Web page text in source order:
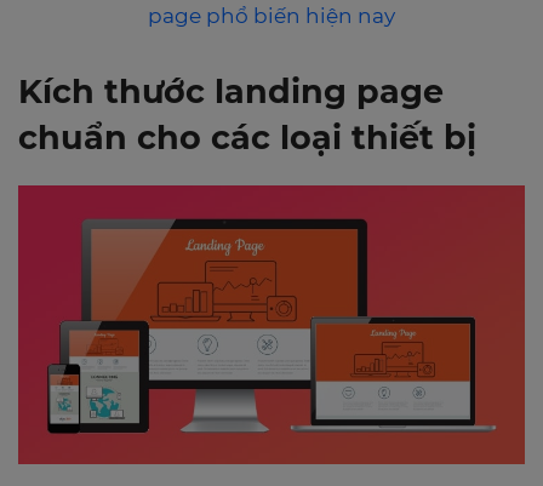
page phổ biến hiện nay
Kích thước landing page
chuẩn cho các loại thiết bị